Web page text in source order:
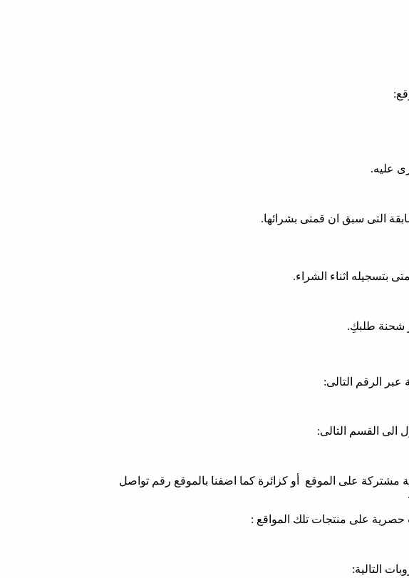
عليه.
التى سبق ان قمتى بشرائها.
بتسجيله اثناء الشراء.
شحنة طلبكِ.
الرقم التالى:
الى القسم التالى:
مشتركة على الموقع أو كزائرة كما اضفنا بالموقع رقم تواصل
على منتجات تلك المواقع :
التالية: